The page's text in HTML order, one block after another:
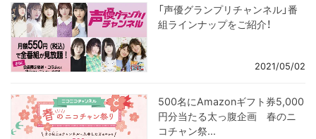
「声優グランプリチャンネル」番
組ラインナップをご紹介！
2021/05/02
500名にAmazonギフト券5,000
円分当たる太っ腹企画 春のニ
コチャン祭...